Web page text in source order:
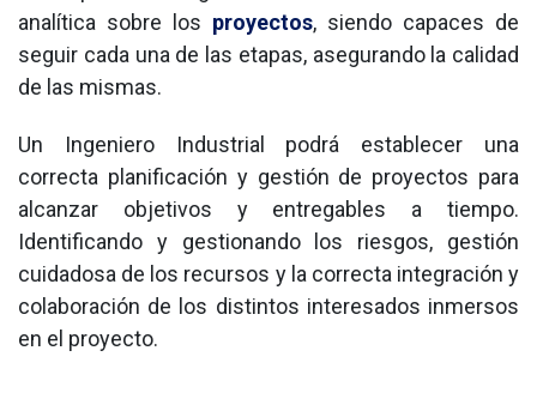
analítica sobre los proyectos, siendo capaces de
seguir cada una de las etapas, asegurando la calidad
de las mismas.
Un Ingeniero Industrial podrá establecer una
correcta planificación y gestión de proyectos para
alcanzar objetivos y entregables a tiempo.
Identificando y gestionando los riesgos, gestión
cuidadosa de los recursos y la correcta integración y
colaboración de los distintos interesados inmersos
en el proyecto.